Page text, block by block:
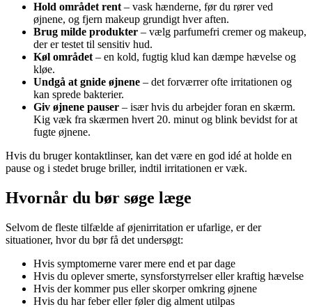
Hold området rent – vask hænderne, før du rører ved
øjnene, og fjern makeup grundigt hver aften.
Brug milde produkter – vælg parfumefri cremer og makeup,
der er testet til sensitiv hud.
Køl området – en kold, fugtig klud kan dæmpe hævelse og
kløe.
Undgå at gnide øjnene – det forværrer ofte irritationen og
kan sprede bakterier.
Giv øjnene pauser – især hvis du arbejder foran en skærm.
Kig væk fra skærmen hvert 20. minut og blink bevidst for at
fugte øjnene.
Hvis du bruger kontaktlinser, kan det være en god idé at holde en
pause og i stedet bruge briller, indtil irritationen er væk.
Hvornår du bør søge læge
Selvom de fleste tilfælde af øjenirritation er ufarlige, er der
situationer, hvor du bør få det undersøgt:
Hvis symptomerne varer mere end et par dage
Hvis du oplever smerte, synsforstyrrelser eller kraftig hævelse
Hvis der kommer pus eller skorper omkring øjnene
Hvis du har feber eller føler dig alment utilpas